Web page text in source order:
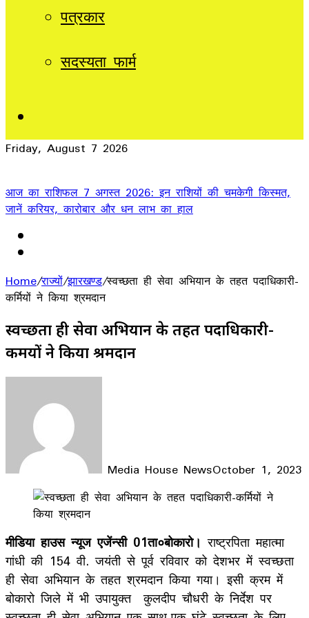
पत्रकार
सदस्यता फार्म
Friday, August 7 2026
आज का राशिफल 7 अगस्त 2026: इन राशियों की चमकेगी किस्मत,
जानें करियर, कारोबार और धन लाभ का हाल
Home/राज्यों/झारखण्ड/स्वच्छता ही सेवा अभियान के तहत पदाधिकारी-
कर्मियों ने किया श्रमदान
स्वच्छता ही सेवा अभियान के तहत पदाधिकारी-
कर्मियों ने किया श्रमदान
Media House NewsOctober 1, 2023
Facebook
LinkedIn
WhatsApp
Telegram
मीडिया हाउस न्यूज एजेंन्सी 01ता०बोकारो। राष्ट्रपिता महात्मा
गांधी की 154 वी. जयंती से पूर्व रविवार को देशभर में स्वच्छता
ही सेवा अभियान के तहत श्रमदान किया गया। इसी क्रम में
बोकारो जिले में भी उपायुक्त कुलदीप चौधरी के निर्देश पर